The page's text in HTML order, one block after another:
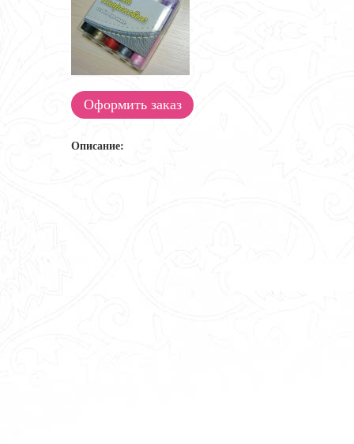
Оформить заказ
Описание: